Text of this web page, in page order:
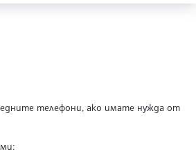
телефони, ако имате нужда от